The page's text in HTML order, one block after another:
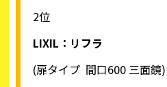
2位
LIXIL ：リフラ
(扉タイプ 間口600 三面鏡)